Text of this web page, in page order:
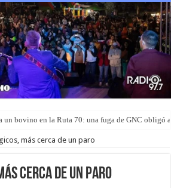
un bovino en la Ruta 70: una fuga de GNC obligó
más cerca de un paro
cerca de un paro